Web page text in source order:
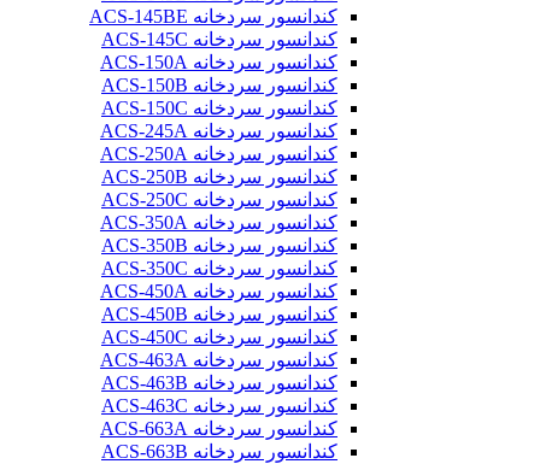
کندانسور سردخانه ACS-145BE
کندانسور سردخانه ACS-145C
کندانسور سردخانه ACS-150A
کندانسور سردخانه ACS-150B
کندانسور سردخانه ACS-150C
کندانسور سردخانه ACS-245A
کندانسور سردخانه ACS-250A
کندانسور سردخانه ACS-250B
کندانسور سردخانه ACS-250C
کندانسور سردخانه ACS-350A
کندانسور سردخانه ACS-350B
کندانسور سردخانه ACS-350C
کندانسور سردخانه ACS-450A
کندانسور سردخانه ACS-450B
کندانسور سردخانه ACS-450C
کندانسور سردخانه ACS-463A
کندانسور سردخانه ACS-463B
کندانسور سردخانه ACS-463C
کندانسور سردخانه ACS-663A
کندانسور سردخانه ACS-663B